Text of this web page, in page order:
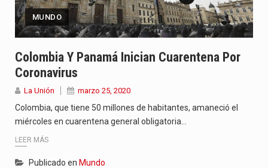
MUNDO
Colombia Y Panamá Inician Cuarentena Por
Coronavirus
La Unión marzo 25, 2020
Colombia, que tiene 50 millones de habitantes, amaneció el
miércoles en cuarentena general obligatoria…
LEER MÁS
Publicado en Mundo